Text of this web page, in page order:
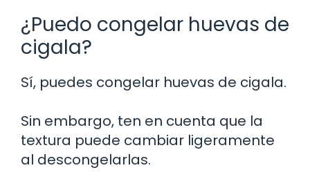
¿Puedo congelar huevas de
cigala?
Sí, puedes congelar huevas de cigala.
Sin embargo, ten en cuenta que la
textura puede cambiar ligeramente
al descongelarlas.